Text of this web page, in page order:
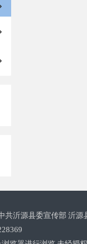
共沂源县委宣传部 沂